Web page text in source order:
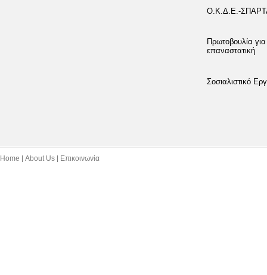
Ο.Κ.Δ.Ε.-
Πρωτοβουλία
επαναστατική
Σοσιαλιστικό
Home About Us Επικοινωνία